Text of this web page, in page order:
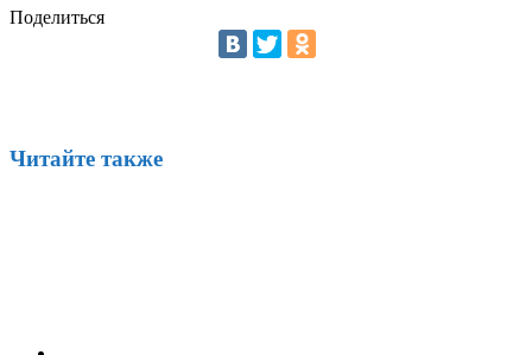
Поделиться
Читайте также